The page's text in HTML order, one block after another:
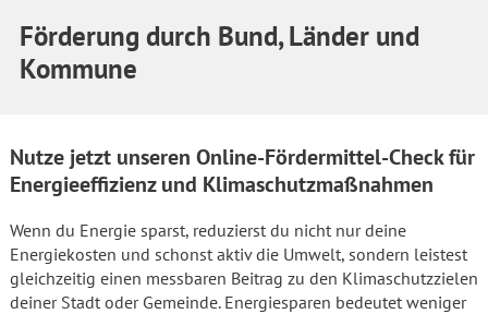
Förderung durch Bund, Länder und
Kommune
Nutze jetzt unseren Online-Fördermittel-Check für
Energieeffizienz und Klimaschutzmaßnahmen
Wenn du Energie sparst, reduzierst du nicht nur deine
Energiekosten und schonst aktiv die Umwelt, sondern leistest
gleichzeitig einen messbaren Beitrag zu den Klimaschutzzielen
deiner Stadt oder Gemeinde. Energiesparen bedeutet weniger